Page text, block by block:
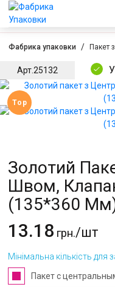
Оплата та
Фабрика упаковки Пакет
Арт.25132
Top
Золотий
Швом,
(135*360
13.18 грн./шт
Мінімальна кількість для
Пакет с